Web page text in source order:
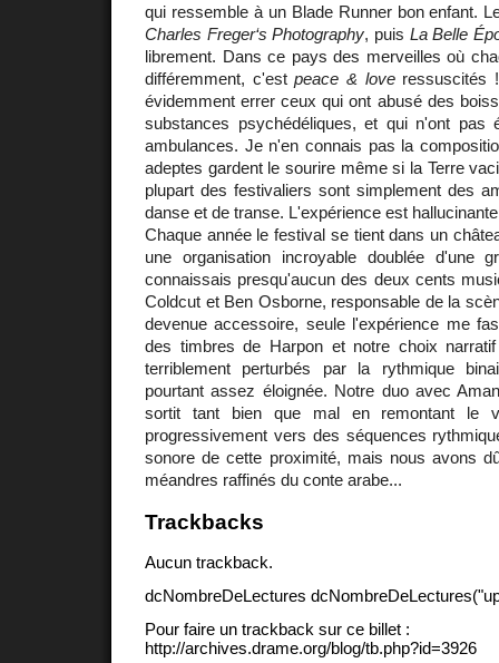
qui ressemble à un Blade Runner bon enfant.
Charles Freger‘s Photography, puis La Belle
librement. Dans ce pays des merveilles où
différemment, c'estpeace & loveressuscités
évidemment errer ceux qui ont abusé des
substances psychédéliques, et qui n'ont pas
ambulances. Je n'en connais pas la
adeptes gardent le sourire même si la Terre
plupart des festivaliers sont simplement des
danse et de transe. L'expérience est
Chaque année le festival se tient dans un
une organisation incroyable doublée d'une
connaissais presqu'aucun des deux cents
Coldcut et Ben Osborne, responsable de la
devenue accessoire, seule l'expérience me
des timbres de Harpon et notre choix
terriblement perturbés par la rythmique
pourtant assez éloignée. Notre duo avec
sortit tant bien que mal en remontant le
progressivement vers des séquences
sonore de cette proximité, mais nous avons
méandres raffinés du conte arabe...
Trackbacks
Aucun trackback.
dcNombreDeLectures
Pour faire un trackback sur ce billet :
http://archives.drame.org/blog/tb.php?id=3926